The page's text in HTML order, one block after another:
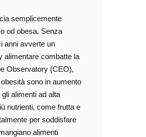
semplicemente
od obesa. Senza
anni avverte un
alimentare combatte la
Observatory (CEO),
sono in aumento
alimenti ad alta
nutrienti, come frutta e
per soddisfare
alimenti